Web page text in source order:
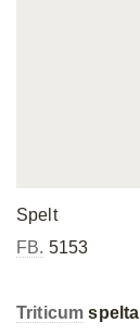
Spelt
FB. 5153
Triticum spelta